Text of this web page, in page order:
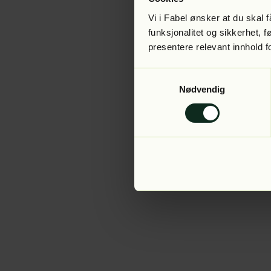
Vi i Fabel ønsker at du skal
funksjonalitet og sikkerhet,
presentere relevant innhold
Nødvendig
Application